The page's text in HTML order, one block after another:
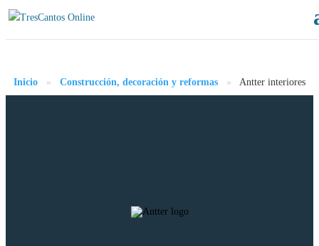
Inicio » Construcción, decoración y reformas » Antter interiores